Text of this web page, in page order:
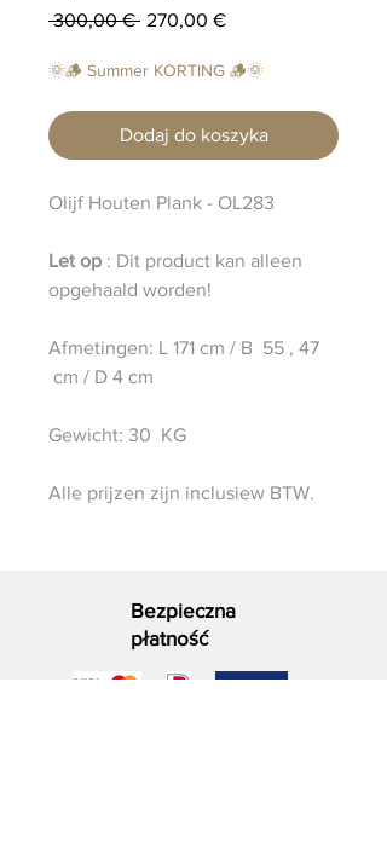
300,00 € Regularna
270,00 €Cena
🌞🪵 Summer KORTING 🪵🌞
Dodaj do koszyka
Olijf Houten Plank - OL283
Let op : Dit product kan alleen
opgehaald worden!
Afmetingen: L 171 cm / B 55 , 47
cm / D 4 cm
Gewicht: 30 KG
Alle prijzen zijn inclusiew BTW.
Bezpieczna
płatność